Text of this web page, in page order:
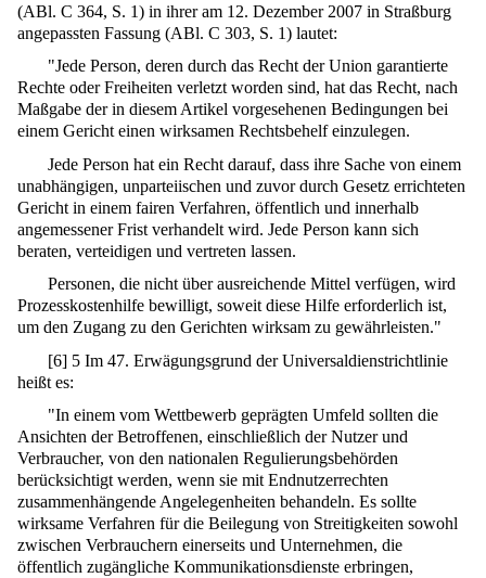
(ABl. C 364, S. 1) in ihrer am 12. Dezember 2007 in Straßburg
angepassten Fassung (ABl. C 303, S. 1) lautet:
"Jede Person, deren durch das Recht der Union garantierte
Rechte oder Freiheiten verletzt worden sind, hat das Recht, nach
Maßgabe der in diesem Artikel vorgesehenen Bedingungen bei
einem Gericht einen wirksamen Rechtsbehelf einzulegen.
Jede Person hat ein Recht darauf, dass ihre Sache von einem
unabhängigen, unparteiischen und zuvor durch Gesetz errichteten
Gericht in einem fairen Verfahren, öffentlich und innerhalb
angemessener Frist verhandelt wird. Jede Person kann sich
beraten, verteidigen und vertreten lassen.
Personen, die nicht über ausreichende Mittel verfügen, wird
Prozesskostenhilfe bewilligt, soweit diese Hilfe erforderlich ist,
um den Zugang zu den Gerichten wirksam zu gewährleisten."
[6] 5 Im 47. Erwägungsgrund der Universaldienstrichtlinie
heißt es:
"In einem vom Wettbewerb geprägten Umfeld sollten die
Ansichten der Betroffenen, einschließlich der Nutzer und
Verbraucher, von den nationalen Regulierungsbehörden
berücksichtigt werden, wenn sie mit Endnutzerrechten
zusammenhängende Angelegenheiten behandeln. Es sollte
wirksame Verfahren für die Beilegung von Streitigkeiten sowohl
zwischen Verbrauchern einerseits und Unternehmen, die
öffentlich zugängliche Kommunikationsdienste erbringen,